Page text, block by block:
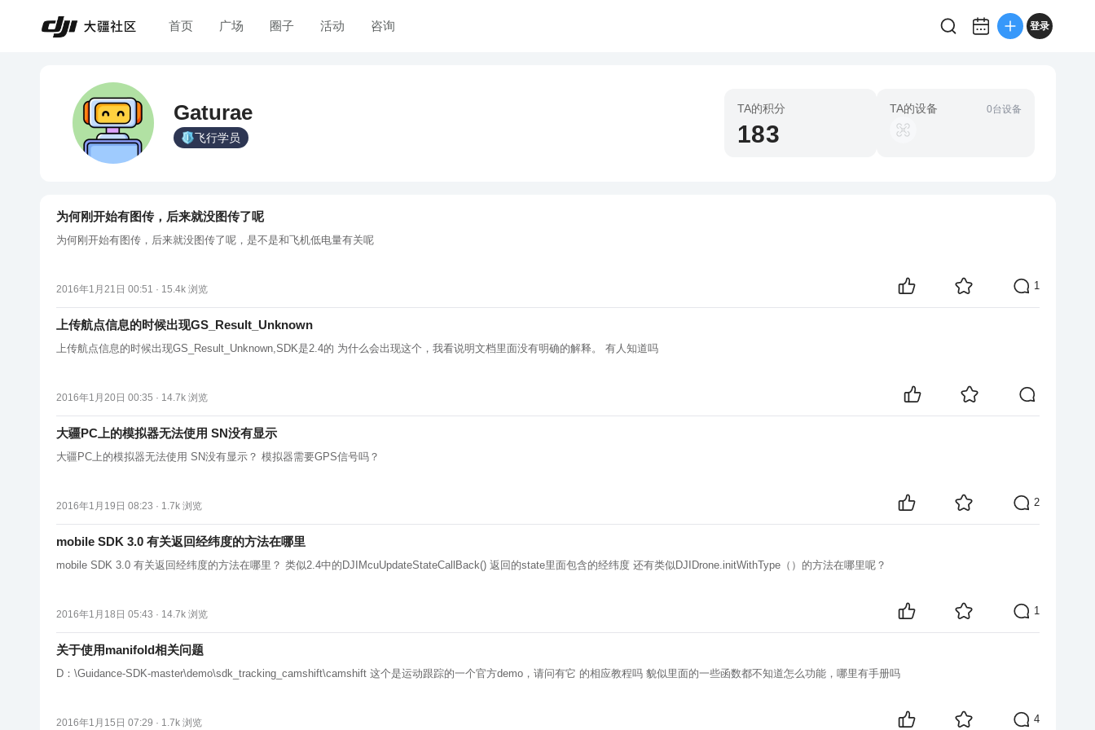
首页 广场 圈子 活动 咨询 登录
Gaturae
飞行学员
TA的积分
183
TA的设备 0台设备
为何刚开始有图传，后来就没图传了呢
为何刚开始有图传，后来就没图传了呢，是不是和飞机低电量有关呢
2016年1月21日 00:51 · 15.4k 浏览 1
上传航点信息的时候出现GS_Result_Unknown
上传航点信息的时候出现GS_Result_Unknown,SDK是2.4的 为什么会出现这个，我看说明文档里面没有明确的解释。 有人知道吗
2016年1月20日 00:35 · 14.7k 浏览
大疆PC上的模拟器无法使用 SN没有显示
大疆PC上的模拟器无法使用 SN没有显示？ 模拟器需要GPS信号吗？
2016年1月19日 08:23 · 1.7k 浏览 2
mobile SDK 3.0 有关返回经纬度的方法在哪里
mobile SDK 3.0 有关返回经纬度的方法在哪里？ 类似2.4中的DJIMcuUpdateStateCallBack() 返回的state里面包含的经纬度 还有类似DJIDrone.initWithType（）的方法在哪里呢？
2016年1月18日 05:43 · 14.7k 浏览 1
关于使用manifold相关问题
D：\Guidance-SDK-master\demo\sdk_tracking_camshift\camshift 这个是运动跟踪的一个官方demo，请问有它 的相应教程吗 貌似里面的一些函数都不知道怎么功能，哪里有手册吗
2016年1月15日 07:29 · 1.7k 浏览 4